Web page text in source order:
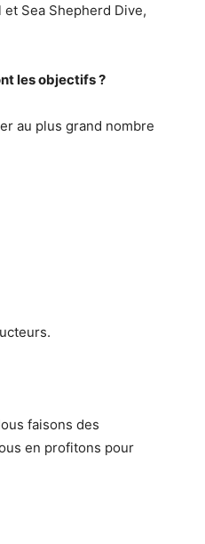
Sea Shepherd Dive,
les objectifs ?
plus grand nombre
faisons des
en profitons pour